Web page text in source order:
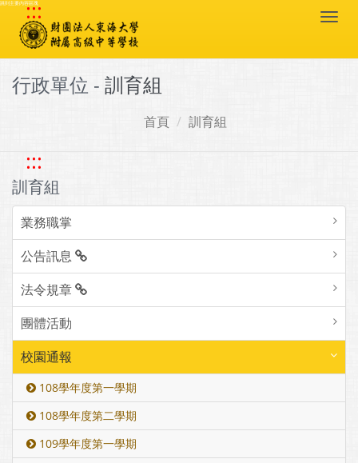
跳到主要內容區塊
:::
行政單位 - 訓育組
首頁 訓育組
:::
訓育組
業務職掌
公告訊息
法令規章
團體活動
校園通報
108學年度第一學期
108學年度第二學期
109學年度第一學期